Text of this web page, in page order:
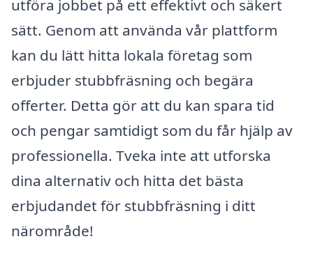
utföra jobbet på ett effektivt och säkert
sätt. Genom att använda vår plattform
kan du lätt hitta lokala företag som
erbjuder stubbfräsning och begära
offerter. Detta gör att du kan spara tid
och pengar samtidigt som du får hjälp av
professionella. Tveka inte att utforska
dina alternativ och hitta det bästa
erbjudandet för stubbfräsning i ditt
närområde!